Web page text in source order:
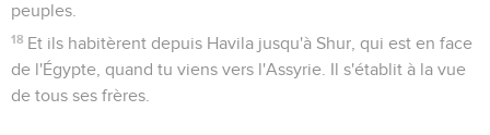
peuples.
18 Et ils habitèrent depuis Havila jusqu'à Shur, qui est en face
de l'Égypte, quand tu viens vers l'Assyrie. Il s'établit à la vue
de tous ses frères.